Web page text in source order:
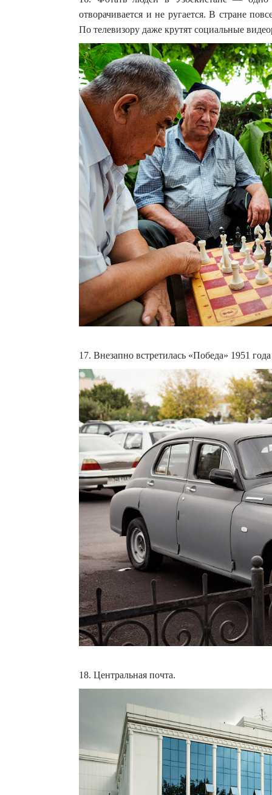
отворачивается и не ругается. В стране
По телевизору даже крутят социальные
17. Внезапно встретилась «Победа» 1951
18. Центральная почта.